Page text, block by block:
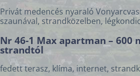
Privát medencés nyaraló
szaunával, strandközelben,
Nr 46-1 Max apartman – 600
strandtól
fedett terasz, klíma, internet,